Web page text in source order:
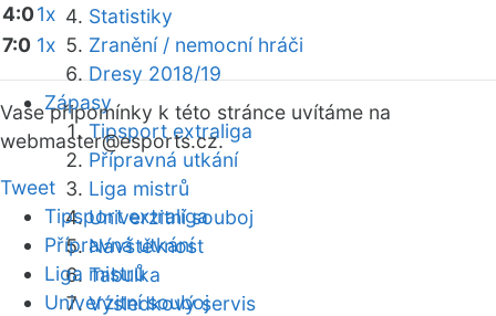
Statistiky
Zranění / nemocní hráči
Dresy 2018/19
Zápasy
Tipsport extraliga
Přípravná utkání
Liga mistrů
Univerzitní souboj
Návštěvnost
Tabulka
Výsledkový servis
4:01x
7:0 1x
Vaše připomínky k této stránce uvítáme na
webmaster@esports.cz.
Tweet
Tipsport extraliga
Přípravná utkání
Liga mistrů
Univerzitní souboj